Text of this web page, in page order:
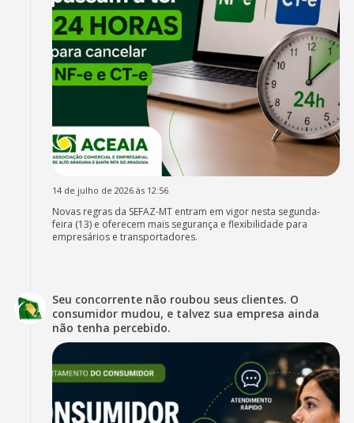
14 de julho de 2026 às 12:56
Novas regras da SEFAZ-MT entram em vigor nesta segunda-
feira (13) e oferecem mais segurança e flexibilidade para
empresários e transportadores.
Seu concorrente não roubou seus clientes. O
consumidor mudou, e talvez sua empresa ainda
não tenha percebido.